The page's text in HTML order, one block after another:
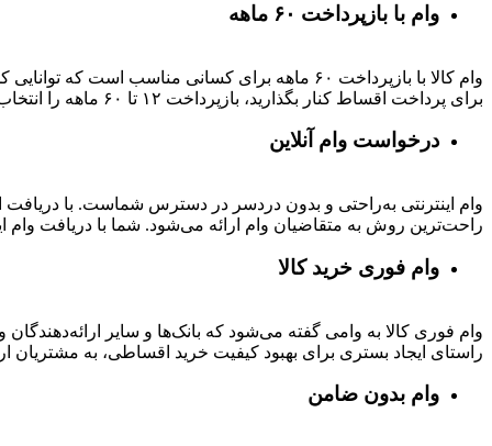
وام با بازپرداخت ۶۰ ماهه
وام کالا با بازپرداخت ۶۰ ماهه برای کسانی
برای پرداخت اقساط کنار بگذارید، بازپرداخت ۱۲ تا ۶۰ ماهه را انتخاب کنید و خرید اقساطی خود را انجام دهید.
درخواست وام آنلاین
وام اینترنتی به‌راحتی و بدون دردسر در دسترس شماست. با دریافت
راحت‌ترین روش به متقاضیان وام ارائه می‌شود. شما با دریافت وام
وام فوری خرید کالا
وام فوری کالا به وامی گفته می‌شود که بانک‌ها و سایر
راستای ایجاد بستری برای بهبود کیفیت خرید اقساطی، به
وام بدون ضامن